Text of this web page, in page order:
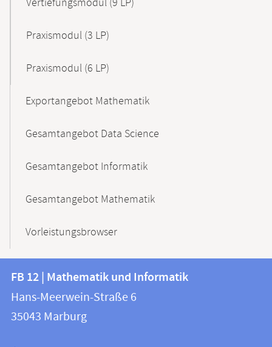
Vertiefungsmodul (9 LP)
Praxismodul (3 LP)
Praxismodul (6 LP)
Exportangebot Mathematik
Gesamtangebot Data Science
Gesamtangebot Informatik
Gesamtangebot Mathematik
Vorleistungsbrowser
Kontakt
und
Informationen
FB
12
|
FB 12 | Mathematik und Informatik
Hans-Meerwein-Straße 6
35043 Marburg